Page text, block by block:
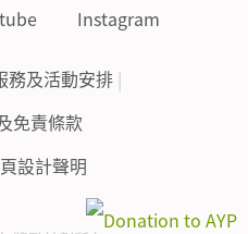
務及活動安排 |
免責條款
設計聲明